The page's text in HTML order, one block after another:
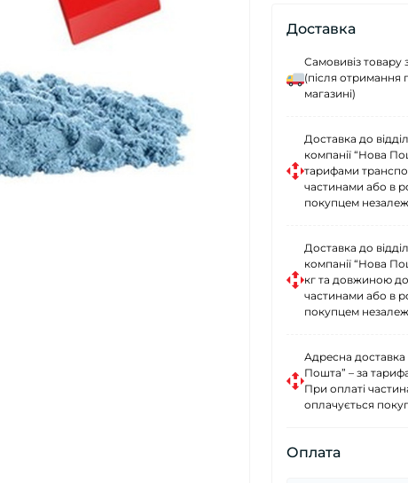
Доставка
Самовивіз товару
(після отримання
магазині)
Доставка до
компанії “Нова
тарифами
частинами або в
покупцем
Доставка до
компанії “Нова
кг та довжиною
частинами або в
покупцем
Адресна доставка
Пошта” – за
При оплаті
оплачується
Оплата